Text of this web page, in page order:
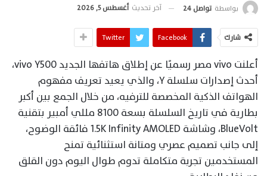
بواسطة تواصل 24 آخر تحديث أغسطس 5, 2026
شارك Facebook
Twitter
أعلنت vivo مصر رسميًا عن إطلاق هاتفها الجديد vivo Y500،
أحدث إصدارات سلسلة Y، والذي يعيد تعريف مفهوم
الهواتف الذكية المخصصة للترفيه، من خلال الجمع بين أكبر
بطارية في تاريخ السلسلة بسعة 8100 مللي أمبير بتقنية
BlueVolt، وشاشة 1.5K Infinity AMOLED فائقة الوضوح،
إلى جانب تصميم عصري ومتانة استثنائية تمنح
المستخدمين تجربة متكاملة تدوم طوال اليوم دون القلق